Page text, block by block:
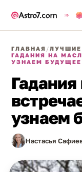
ГЛАВНАЯ /ЛУЧШИЕ
ГАДАНИЯ НА
УЗНАЕМ БУДУЩЕЕ
узнаем
Настасья